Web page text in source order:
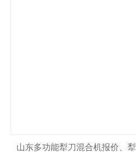
山东多功能犁刀混合机报价、